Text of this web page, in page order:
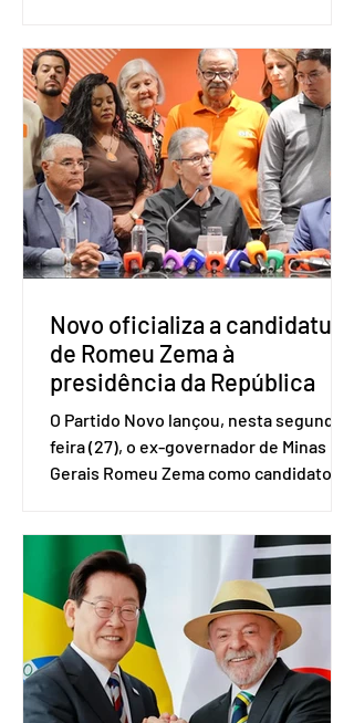
Amostra de Domicílio (PNAD Contínua),
do Serviço Brasileiro de Apoio às Micro
e Pequenas Empresas (Sebrae),
realizado a partir de dados do Instituto
Brasileiro de Geografia e Estatística
(IBGE). O estudo do Sebrae mostra que,
no quarto trimestre de 2025, os
empreendedores 60+ formalizados
atingiram o maior rendime
Novo oficializa a candidatura
de Romeu Zema à
presidência da República
O Partido Novo lançou, nesta segunda-
feira (27), o ex-governador de Minas
Gerais Romeu Zema como candidato à
Brasília. O Novo ainda não definiu quem
vai compor a chapa como candidato a
vice-presidente. A convenção contou
com a presença do presidente nacional
do partido, Eduardo Ribeiro, e do
senador Eduardo Girão, filiado ao Novo
desde fevereiro de 2023. Formado em